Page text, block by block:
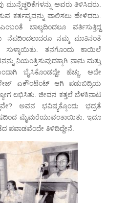
ಅವರು ತಿಳಿಸಿದರು.
ಕರ್ತವ್ಯವನ್ನು ಪಾಲಿಸಲು ಹೇಳಿದರು.
ಬಾಲ್ಯದಿಂದಲೂ ವರ್ತಿಸುತ್ತಿದ್ದ
ನಮ್ಮ ಮಾತಿನಂತೆ
ಸುಳ್ಳಾಯಿತು. ತನಗೊಂದು ಕಾಯಿಲೆ
ನಿಯಂತ್ರಿಸುವುದಕ್ಕಾಗಿ ನಾನು ಮತ್ತು
ಬೈಸಿಕೊಂಡದ್ದೇ ಹೆಚ್ಚು. ಅದೇ
ಎಕೌಂಟೆಂಟ್ ಆಗಿ ಪಡುಬಿದ್ರಿಯ
ಲಭಿಸಿತು. ಜೀವನ ಕತ್ತಲೆ ಬೆಳಕಿನಾಟ
ಅವನ ಭವಿಷ್ಯಕ್ಕೊಂದು ಭದ್ರತೆ
ಮೈಮರೆಯುವಂತಾಯಿತು. ಇದೂ
ಪವಾಡವೆಂದೇ ತಿಳಿದಿದ್ದೇನೆ.